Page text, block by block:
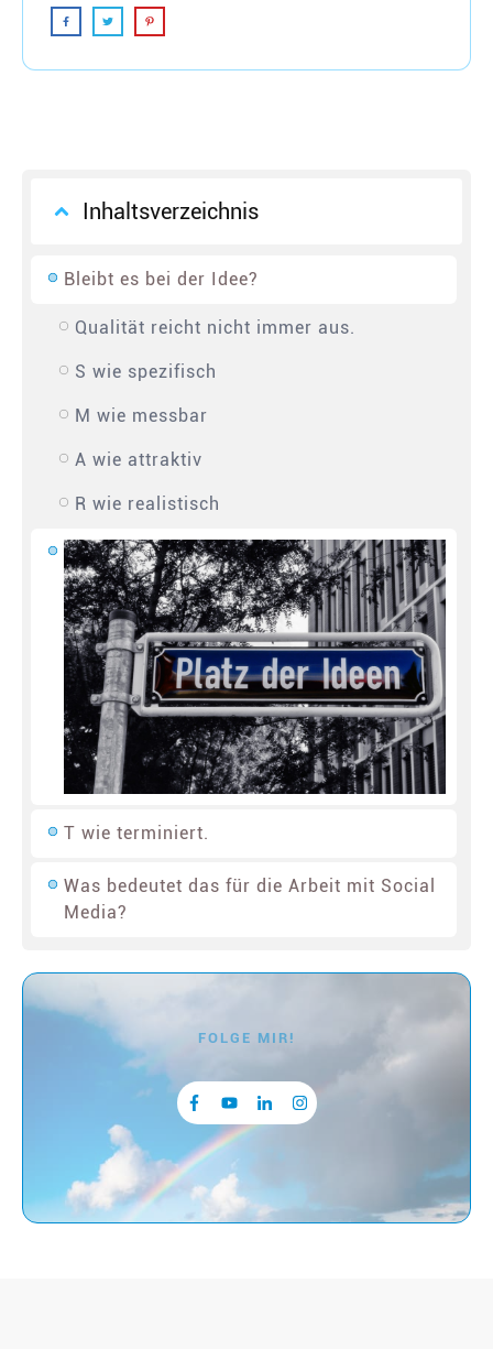
Inhaltsverzeichnis
Bleibt es bei der Idee?
Qualität reicht nicht immer aus.
S wie spezifisch
M wie messbar
A wie attraktiv
R wie realistisch
T wie terminiert.
Was bedeutet das für die Arbeit mit Social
Media?
FOLGE MIR!